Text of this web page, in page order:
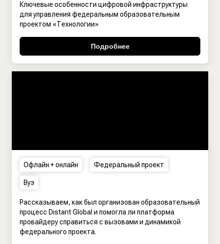
Ключевые особенности цифровой инфраструктуры
для управления федеральным образовательным
проектом «Технологии»
Подробнее
Офлайн + онлайн Федеральный проект
Вуз
Рассказываем, как был организован образовательный
процесс Distant Global и помогла ли платформа
провайдеру справиться с вызовами и динамикой
федерального проекта.